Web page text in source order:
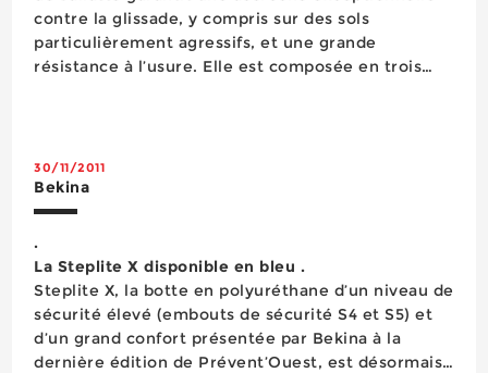
contre la glissade, y compris sur des sols
particulièrement agressifs, et une grande
résistance à l’usure. Elle est composée en trois
30/11/2011
Bekina
.
La Steplite X disponible en bleu .
Steplite X, la botte en polyuréthane d’un niveau de
sécurité élevé (embouts de sécurité S4 et S5) et
d’un grand confort présentée par Bekina à la
dernière édition de Prévent’Ouest, est désormais